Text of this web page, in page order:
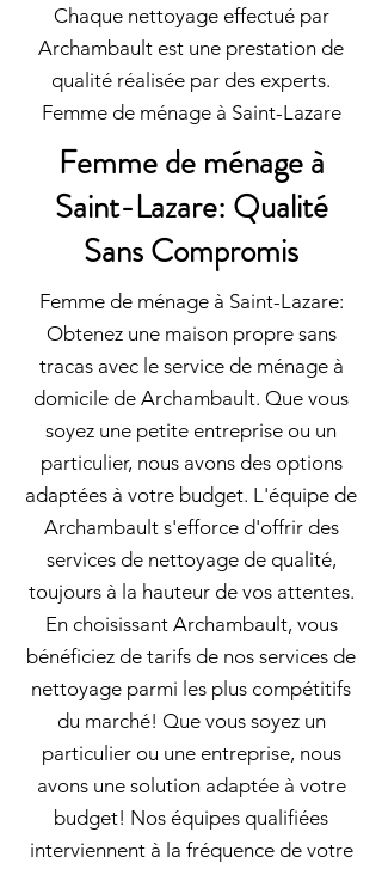
Chaque nettoyage effectué par
Archambault est une prestation de
qualité réalisée par des experts.
Femme de ménage à Saint-Lazare
Femme de ménage à
Saint-Lazare: Qualité
Sans Compromis
Femme de ménage à Saint-Lazare:
Obtenez une maison propre sans
tracas avec le service de ménage à
domicile de Archambault. Que vous
soyez une petite entreprise ou un
particulier, nous avons des options
adaptées à votre budget. L'équipe de
Archambault s'efforce d'offrir des
services de nettoyage de qualité,
toujours à la hauteur de vos attentes.
En choisissant Archambault, vous
bénéficiez de tarifs de nos services de
nettoyage parmi les plus compétitifs
du marché! Que vous soyez un
particulier ou une entreprise, nous
avons une solution adaptée à votre
budget! Nos équipes qualifiées
interviennent à la fréquence de votre